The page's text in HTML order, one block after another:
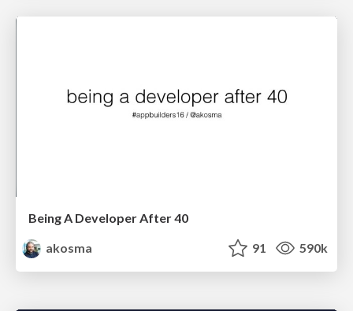
Being A Developer After 40
akosma
91 590k